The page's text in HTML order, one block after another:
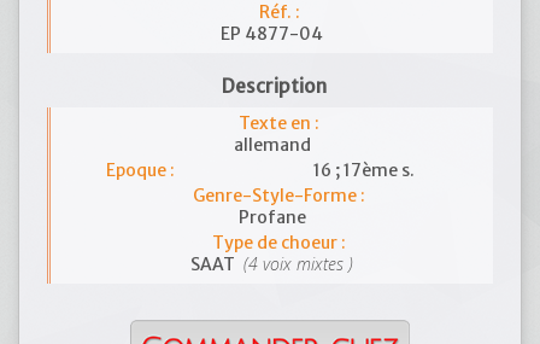
Réf. :
EP 4877-04
Description
Texte en :
allemand
Epoque :
16 ; 17ème s.
Genre-Style-Forme :
Profane
Type de choeur :
SAAT (4 voix mixtes )